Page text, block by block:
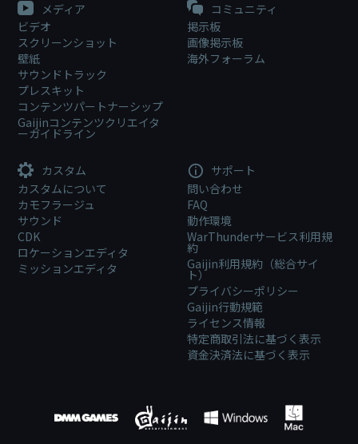
メディア
ビデオ
スクリーンショット
壁紙
サウンドトラック
プレスキット
コンテンツパートナーシップ
Gaijinコンテンツクリエイタ
ーガイドライン
コミュニティ
掲示板
画像掲示板
海外フォーラム
カスタム
カスタムについて
カモフラージュ
サウンド
CDK
ロケーションエディタ
ミッションエディタ
サポート
問い合わせ
FAQ
動作環境
WarThunderサービス利用規
約
Gaijin利用規約（総合サイ
ト）
プライバシーポリシー
Gaijin行動規範
ライセンス情報
特定商取引法に基づく表示
資金決済法に基づく表示